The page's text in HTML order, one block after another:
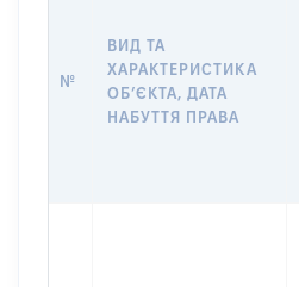
№
ВИД ТА
ХАРАКТЕРИСТИКА
ОБʼЄКТА, ДАТА
НАБУТТЯ ПРАВА